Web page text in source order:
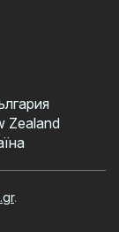
Zealand
.